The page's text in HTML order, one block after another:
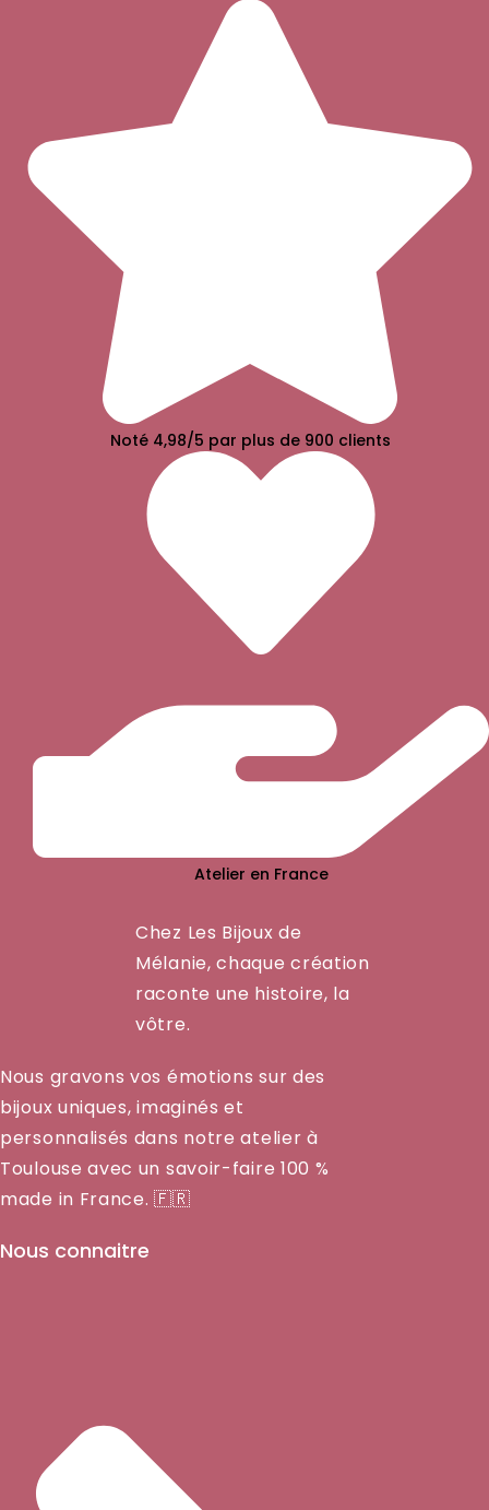
Noté 4,98/5 par plus de 900 clients
Atelier en France
Chez Les Bijoux de
Mélanie, chaque création
raconte une histoire, la
vôtre.
Nous gravons vos émotions sur des
bijoux uniques, imaginés et
personnalisés dans notre atelier à
Toulouse avec un savoir-faire 100 %
made in France. 🇫🇷
Nous connaitre